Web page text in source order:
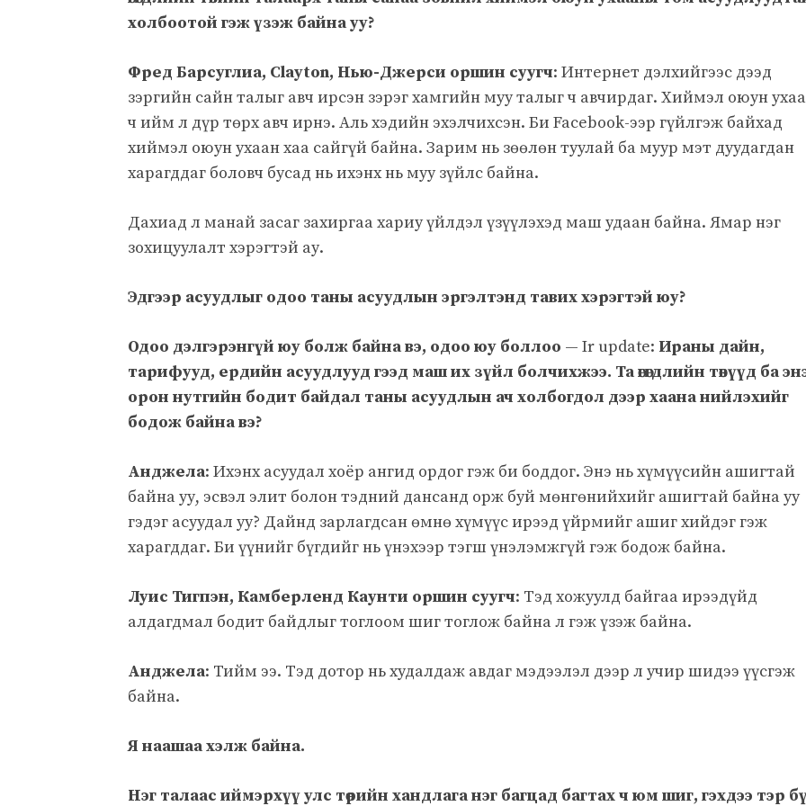
холбоотой гэж үзэж байна уу?
Фред Барсуглиа, Clayton, Нью-Джерси оршин суугч: Интернет дэлхийгээс дээд
зэргийн сайн талыг авч ирсэн зэрэг хамгийн муу талыг ч авчирдаг. Хиймэл оюун
ч ийм л дүр төрх авч ирнэ. Аль хэдийн эхэлчихсэн. Би Facebook-ээр гүйлгэж байхад
хиймэл оюун ухаан хаа сайгүй байна. Зарим нь зөөлөн туулай ба муур мэт дуудагдан
харагддаг боловч бусад нь ихэнх нь муу зүйлс байна.
Дахиад л манай засаг захиргаа хариу үйлдэл үзүүлэхэд маш удаан байна. Ямар нэг
зохицуулалт хэрэгтэй ау.
Эдгээр асуудлыг одоо таны асуудлын эргэлтэнд тавих хэрэгтэй юу?
Одоо дэлгэрэнгүй юу болж байна вэ, одоо юу боллоо — Ir update: Ираны дайн,
тарифууд, ердийн асуудлууд гээд маш их зүйл болчихжээ. Та өгөгдлийн төвүүд ба
орон нутгийн бодит байдал таны асуудлын ач холбогдол дээр хаана нийлэхийг
бодож байна вэ?
Анджела: Ихэнх асуудал хоёр ангид ордог гэж би боддог. Энэ нь хүмүүсийн ашигтай
байна уу, эсвэл элит болон тэдний дансанд орж буй мөнгөнийхийг ашигтай байна уу
гэдэг асуудал уу? Дайнд зарлагдсан өмнө хүмүүс ирээд үйрмийг ашиг хийдэг гэж
харагддаг. Би үүнийг бүгдийг нь үнэхээр тэгш үнэлэмжгүй гэж бодож байна.
Луис Тигпэн, Камберленд Каунти оршин суугч: Тэд хожуулд байгаа ирээдүйд
алдагдмал бодит байдлыг тоглоом шиг тоглож байна л гэж үзэж байна.
Анджела: Тийм ээ. Тэд дотор нь худалдаж авдаг мэдээлэл дээр л учир шидээ үүсгэж
байна.
Я наашаа хэлж байна.
Нэг талаас иймэрхүү улс төрийн хандлага нэг багцад багтах ч юм шиг, гэхдээ тэр